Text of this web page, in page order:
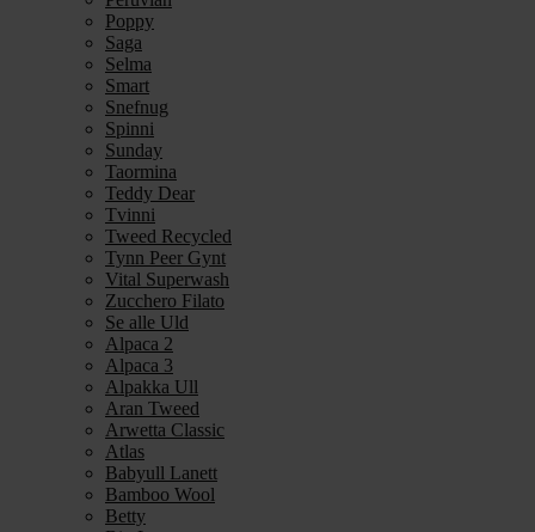
Poppy
Saga
Selma
Smart
Snefnug
Spinni
Sunday
Taormina
Teddy Dear
Tvinni
Tweed Recycled
Tynn Peer Gynt
Vital Superwash
Zucchero Filato
Se alle Uld
Alpaca 2
Alpaca 3
Alpakka Ull
Aran Tweed
Arwetta Classic
Atlas
Babyull Lanett
Bamboo Wool
Betty